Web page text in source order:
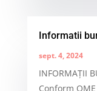
Informatii
sept. 4, 2024
INFORMAȚII
Conform